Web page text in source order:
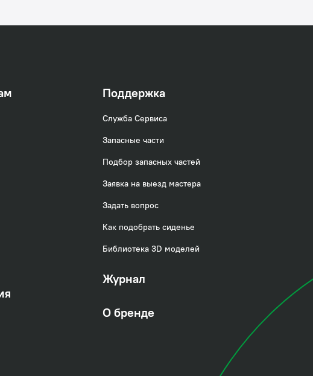
Поддержка
Служба Сервиса
Запасные части
Подбор запасных частей
Заявка на выезд мастера
Задать вопрос
Как подобрать сиденье
Библиотека 3D моделей
Журнал
О бренде